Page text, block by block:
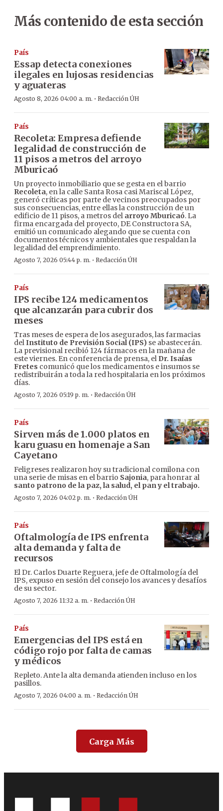
Más contenido de esta sección
País
Essap detecta conexiones
ilegales en lujosas residencias
y aguateras
Agosto 8, 2026 04:00 a. m. · Redacción ÚH
País
Recoleta: Empresa defiende
legalidad de construcción de
11 pisos a metros del arroyo
Mburicaó
Un proyecto inmobiliario que se gesta en el barrio
Recoleta, en la calle Santa Rosa casi Mariscal López,
generó críticas por parte de vecinos preocupados por
sus consecuencias, entre ellas la construcción de un
edificio de 11 pisos, a metros del arroyo Mburicaó. La
firma encargada del proyecto, DE Constructora SA,
emitió un comunicado alegando que se cuenta con
documentos técnicos y ambientales que respaldan la
legalidad del emprendimiento.
Agosto 7, 2026 05:44 p. m. · Redacción ÚH
País
IPS recibe 124 medicamentos
que alcanzarán para cubrir dos
meses
Tras meses de espera de los asegurados, las farmacias
delInstituto de Previsión Social (IPS) se abastecerán.
La previsional recibió 124 fármacos en la mañana de
este viernes. En conferencia de prensa, el Dr. Isaías
Fretes comunicó que los medicamentos e insumos se
redistribuirán a toda la red hospitalaria en los próximos
días.
Agosto 7, 2026 05:19 p. m. · Redacción ÚH
País
Sirven más de 1.000 platos en
karu guasu en homenaje a San
Cayetano
Feligreses realizaron hoy su tradicional comilona con
una serie de misas en el barrio Sajonia, para honrar al
santo patrono de la paz, la salud, el pan y el trabajo.
Agosto 7, 2026 04:02 p. m. · Redacción ÚH
País
Oftalmología de IPS enfrenta
alta demanda y falta de
recursos
El Dr. Carlos Duarte Reguera, jefe de Oftalmología del
IPS, expuso en sesión del consejo los avances y desafíos
de su sector.
Agosto 7, 2026 11:32 a. m. · Redacción ÚH
País
Emergencias del IPS está en
código rojo por falta de camas
y médicos
Repleto. Ante la alta demanda atienden incluso en los
pasillos.
Agosto 7, 2026 04:00 a. m. · Redacción ÚH
Carga Más